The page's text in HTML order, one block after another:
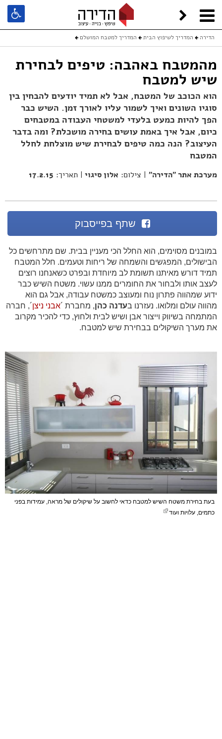
הדירה המדריך לשיפוץ הבית המדריך למטבח המושלם
מהמטבח באהבה: טיפים לבחירת
שיש למטבח
הוא הכוכב של המטבח, אבל לא תמיד יודעים להבחין בין
סוגיו השונים ואיך לשמור עליו לאורך זמן. השיש כבר
הפך להיות כמעט בלעדי למשטחי העבודה במטבחים
כיום, אבל איך באמת עושים בחירה מושכלת? ומה בדבר
העיצוב? הנה כמה טיפים לבחירת שיש מוצלחת לחלל
המטבח
מערכת אתר "הדירה" | צילום: אלון סיגוי | תאריך: 17.2.15
שתף בפייסבוק
במובנים מסוימים, הוא החלל הכי מעניין בבית. שם מתרחשים כל
הבישולים, המפגשים והשמחה של ריחות וטעמים. חלל המטבח
תמיד דורש מאיתנו תשומת לב מיוחדת ובפרט כשאנחנו רוצים
לעצב אותו ולבחור את החומרים ממנו עשוי. משטח השיש כבר
ידוע שמהווה פתרון נוח ומעוצב כמשטח עבודה, אבל גם הוא
מהווה עולם ומלואו. נעזרנו בעדנה כהן, מחברת ´אבני ניצן´, חברה
המתמחה בשיווק וייצור אבן ושיש לבית ולחוץ, כדי להכיר מקרוב
את מערך השיקולים בבחירת שיש למטבח.
בעת בחירת משטח השיש למטבח כדאי לחשוב על שיקולים של מראה, עמידות בפני
כתמים, עלויות ועוד